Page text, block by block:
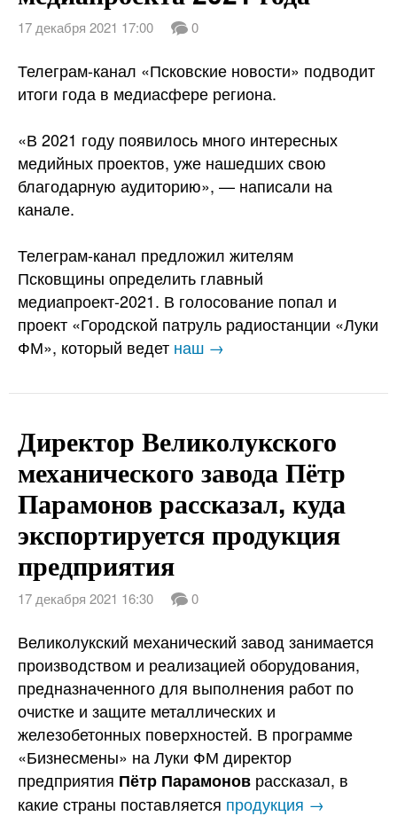
17 декабря 2021 17:00 0
Телеграм-канал «Псковские новости» подводит
итоги года в медиасфере региона.
«В 2021 году появилось много интересных
медийных проектов, уже нашедших свою
благодарную аудиторию», — написали на
канале.
Телеграм-канал предложил жителям
Псковщины определить главный
медиапроект-2021. В голосование попал и
проект «Городской патруль радиостанции «Луки
ФМ», который ведет наш →
Директор Великолукского
механического завода Пётр
Парамонов рассказал, куда
экспортируется продукция
предприятия
17 декабря 2021 16:30 0
Великолукский механический завод занимается
производством и реализацией оборудования,
предназначенного для выполнения работ по
очистке и защите металлических и
железобетонных поверхностей. В программе
«Бизнесмены» на Луки ФМ директор
предприятия Пётр Парамонов рассказал, в
какие страны поставляется продукция →